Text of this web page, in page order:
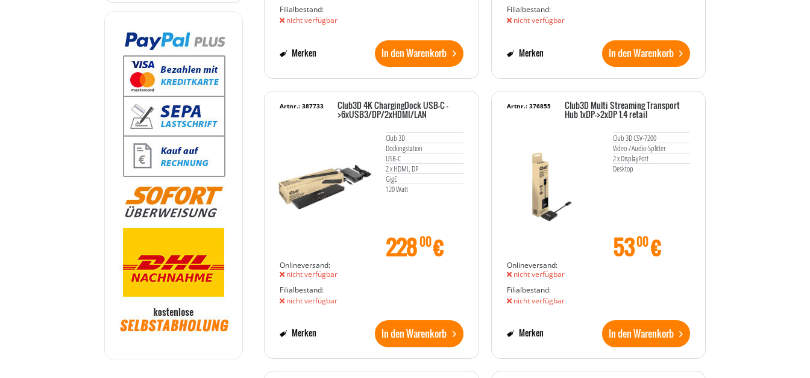
Filialbestand:
nicht verfügbar
In den Warenkorb
Merken
Filialbestand:
nicht verfügbar
In den Warenkorb
Merken
Club3D 4K ChargingDock USB-C -
>6xUSB3/DP/2xHDMI/LAN
Club 3D
Dockingstation
USB-C
2 x HDMI, DP
GigE
120 Watt
Artnr.: 387733
22800€
Onlineversand:
nicht verfügbar
Filialbestand:
nicht verfügbar
In den Warenkorb
Merken
Club3D Multi Streaming Transport
Hub 1xDP->2xDP 1.4 retail
Club 3D CSV-7200
Video-/Audio-Splitter
2 x DisplayPort
Desktop
Artnr.: 376855
5300€
Onlineversand:
nicht verfügbar
Filialbestand:
nicht verfügbar
In den Warenkorb
Merken